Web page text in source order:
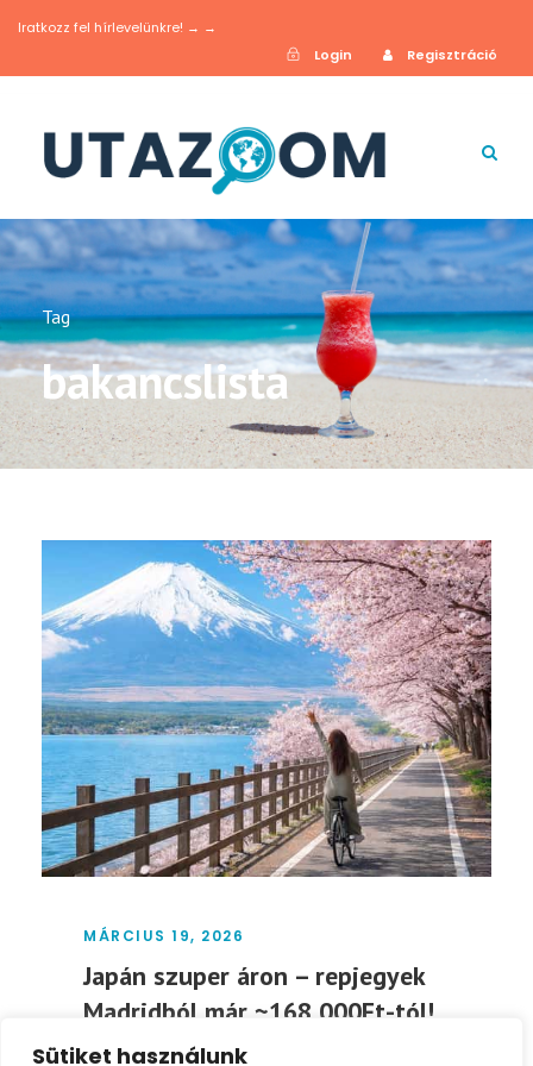
Sütiket használunk
Iratkozz fel hírlevelünkre! → →
Login
Regisztráció
Tag
bakancslista
MÁRCIUS 19, 2026
Japán szuper áron – repjegyek
Madridból már ~168 000Ft-tól!